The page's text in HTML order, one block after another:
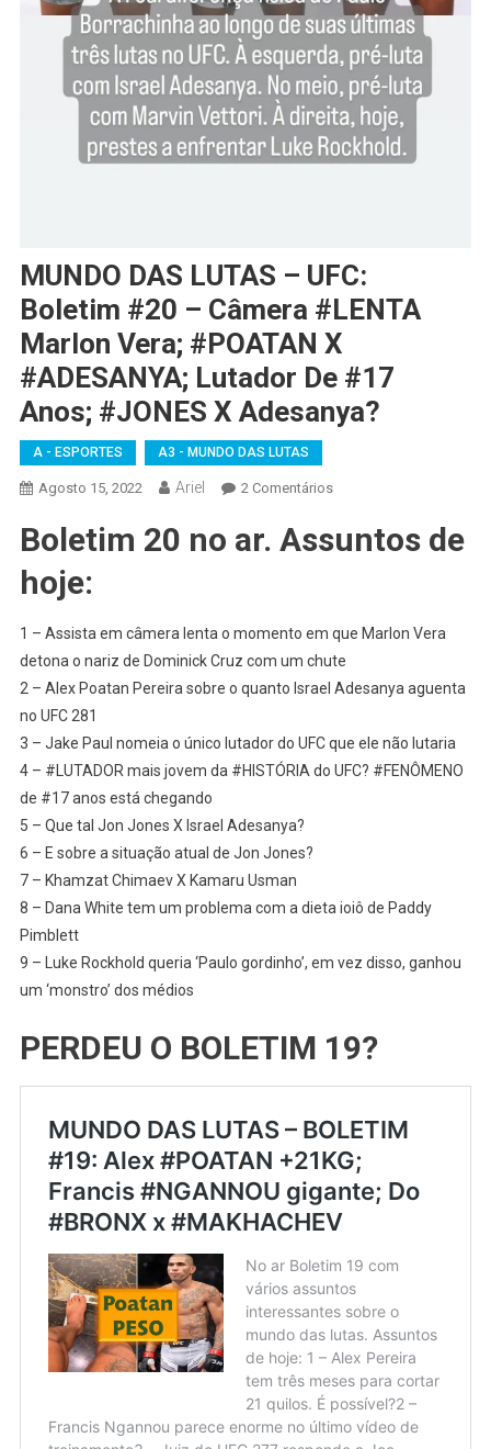
MUNDO DAS LUTAS – UFC:
Boletim #20 – Câmera #LENTA
Marlon Vera; #POATAN X
#ADESANYA; Lutador De #17
Anos; #JONES X Adesanya?
A - ESPORTES A3 - MUNDO DAS LUTAS
Agosto 15, 2022 Ariel 2 ComentáriosEm
DAS
Boletim
#20
–
#LENTA
Marlon
De
Anos;
Adesanya?
Boletim 20 no ar. Assuntos de
hoje:
1 – Assista em câmera lenta o momento em que Marlon Vera
detona o nariz de Dominick Cruz com um chute
2 – Alex Poatan Pereira sobre o quanto Israel Adesanya aguenta
no UFC 281
3 – Jake Paul nomeia o único lutador do UFC que ele não lutaria
4 – #LUTADOR mais jovem da #HISTÓRIA do UFC? #FENÔMENO
de #17 anos está chegando
5 – Que tal Jon Jones X Israel Adesanya?
6 – E sobre a situação atual de Jon Jones?
7 – Khamzat Chimaev X Kamaru Usman
8 – Dana White tem um problema com a dieta ioiô de Paddy
Pimblett
9 – Luke Rockhold queria ‘Paulo gordinho’, em vez disso, ganhou
um ‘monstro’ dos médios
PERDEU O BOLETIM 19?